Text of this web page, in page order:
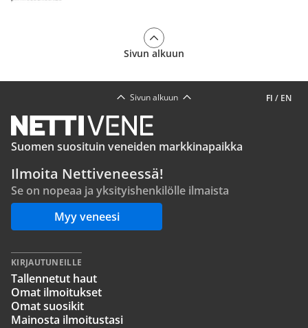
Sivun alkuun
FI / EN
Sivun alkuun
Suomen suosituin veneiden markkinapaikka
Ilmoita Nettiveneessä!
Se on nopeaa ja yksityishenkilölle ilmaista
Myy veneesi
KIRJAUTUNEILLE
Tallennetut haut
Omat ilmoitukset
Omat suosikit
Mainosta ilmoitustasi